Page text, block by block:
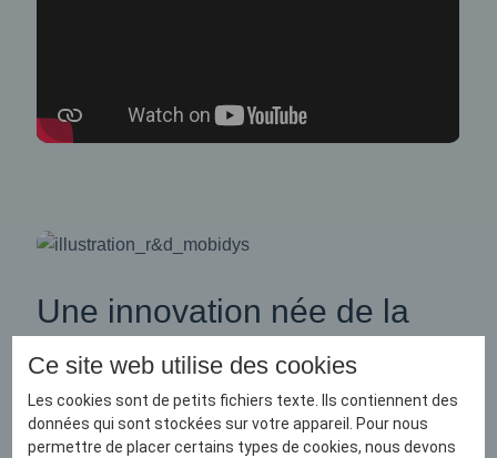
Une innovation née de la
recherche
Développée depuis 2016, la technologie FROG est le
fruit d’un programme de recherche mené en
collaboration avec des experts en sciences
Ce site web utilise des cookies
Les cookies sont de petits fichiers texte. Ils contiennent des
données qui sont stockées sur votre appareil. Pour nous
permettre de placer certains types de cookies, nous devons